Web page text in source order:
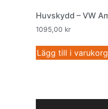
Huvskydd – VW
1095,00 kr
Lägg till i varukorg